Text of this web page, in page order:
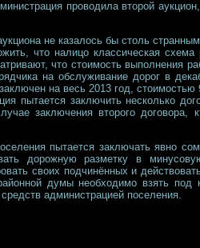
проводила второй
не казалось бы столь
что налицо классическая
что стоимость выполнения
на обслуживание дорог в
на весь 2013 год, стоимостью
пытается заключить несколько
заключения второго договора,
пытается заключать явно
дорожную разметку в
своих подчинённых и
думы необходимо взять под
администрацией поселения.